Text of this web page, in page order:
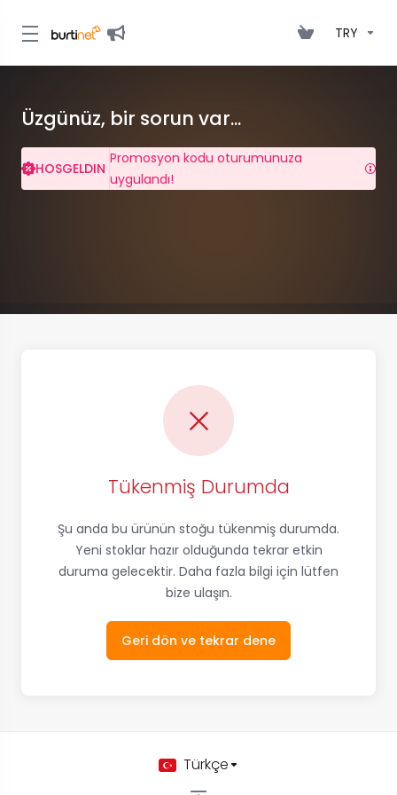
TRY
Üzgünüz, bir sorun var...
HOSGELDIN
Promosyon kodu oturumunuza
uygulandı!
Tükenmiş Durumda
Şu anda bu ürünün stoğu tükenmiş durumda.
Yeni stoklar hazır olduğunda tekrar etkin
duruma gelecektir. Daha fazla bilgi için lütfen
bize ulaşın.
Geri dön ve tekrar dene
Türkçe